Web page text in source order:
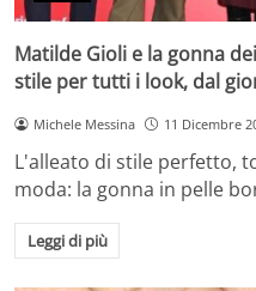
Matilde Gioli e la gonna
stile per tutti i look, dal
Michele Messina 11 Dicembre
L'alleato di stile perfetto,
moda: la gonna in pelle
Leggi di più